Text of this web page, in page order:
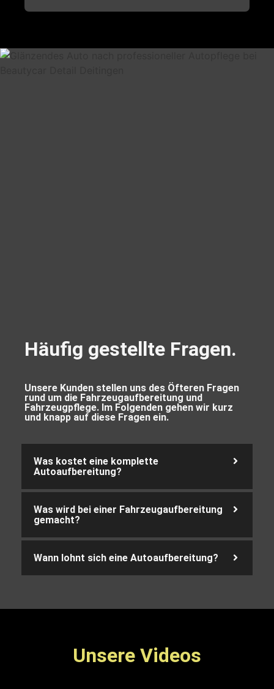
Häufig gestellte Fragen.
Unsere Kunden stellen uns des Öfteren Fragen
rund um die Fahrzeugaufbereitung und
Fahrzeugpflege. Im Folgenden gehen wir kurz
und knapp auf diese Fragen ein.
Was kostet eine komplette
Autoaufbereitung?
Was wird bei einer Fahrzeugaufbereitung
gemacht?
Wann lohnt sich eine Autoaufbereitung?
Unsere Videos